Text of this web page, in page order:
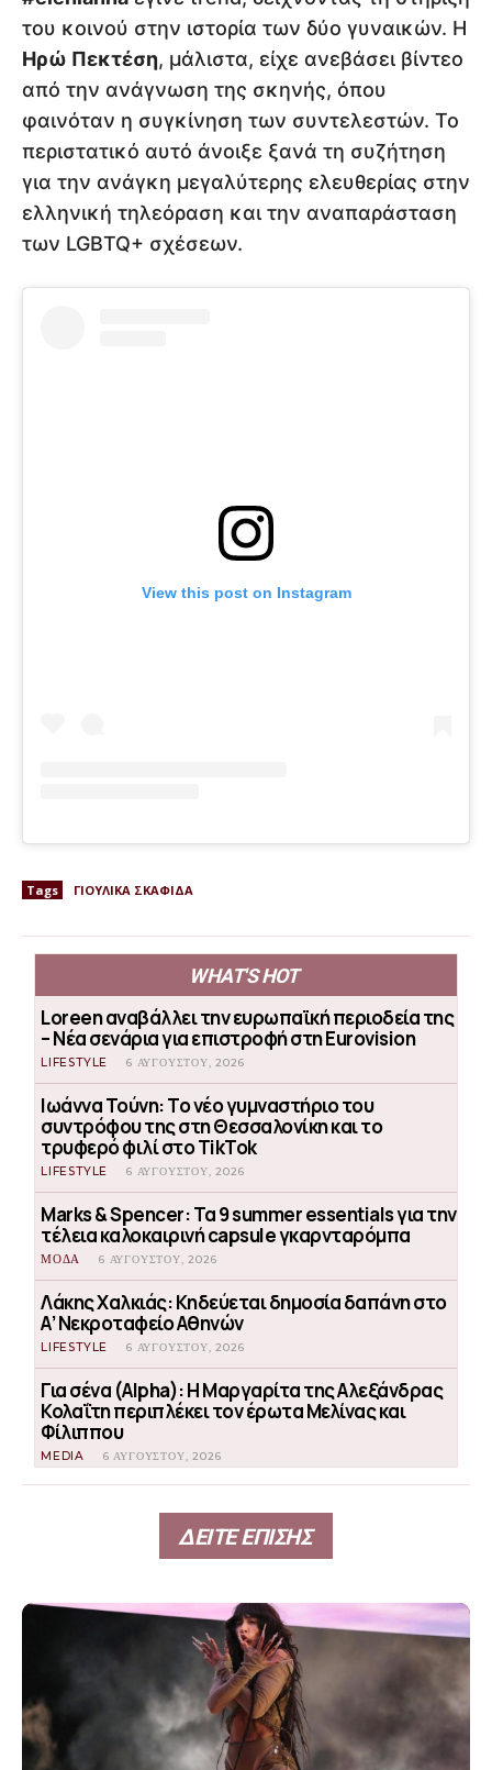
του κοινού στην ιστορία των δύο γυναικών. Η
Ηρώ Πεκτέση, μάλιστα, είχε ανεβάσει βίντεο
από την ανάγνωση της σκηνής, όπου
φαινόταν η συγκίνηση των συντελεστών. Το
περιστατικό αυτό άνοιξε ξανά τη συζήτηση
για την ανάγκη μεγαλύτερης ελευθερίας στην
ελληνική τηλεόραση και την αναπαράσταση
των LGBTQ+ σχέσεων.
View this post on Instagram
Tags ΓΙΟΥΛΙΚΑ ΣΚΑΦΙΔΑ
WHAT'S HOT
Loreen αναβάλλει την ευρωπαϊκή περιοδεία της
– Νέα σενάρια για επιστροφή στη Eurovision
LIFESTYLE 6 ΑΥΓΟΎΣΤΟΥ, 2026
Ιωάννα Τούνη: Το νέο γυμναστήριο του
συντρόφου της στη Θεσσαλονίκη και το
τρυφερό φιλί στο TikTok
LIFESTYLE 6 ΑΥΓΟΎΣΤΟΥ, 2026
Marks & Spencer: Τα 9 summer essentials για την
τέλεια καλοκαιρινή capsule γκαρνταρόμπα
ΜΟΔΑ 6 ΑΥΓΟΎΣΤΟΥ, 2026
Λάκης Χαλκιάς: Κηδεύεται δημοσία δαπάνη στο
Α’ Νεκροταφείο Αθηνών
LIFESTYLE 6 ΑΥΓΟΎΣΤΟΥ, 2026
Για σένα (Alpha): Η Μαργαρίτα της Αλεξάνδρας
Κολαΐτη περιπλέκει τον έρωτα Μελίνας και
Φίλιππου
MEDIA 6 ΑΥΓΟΎΣΤΟΥ, 2026
ΔΕΙΤΕ ΕΠΙΣΗΣ